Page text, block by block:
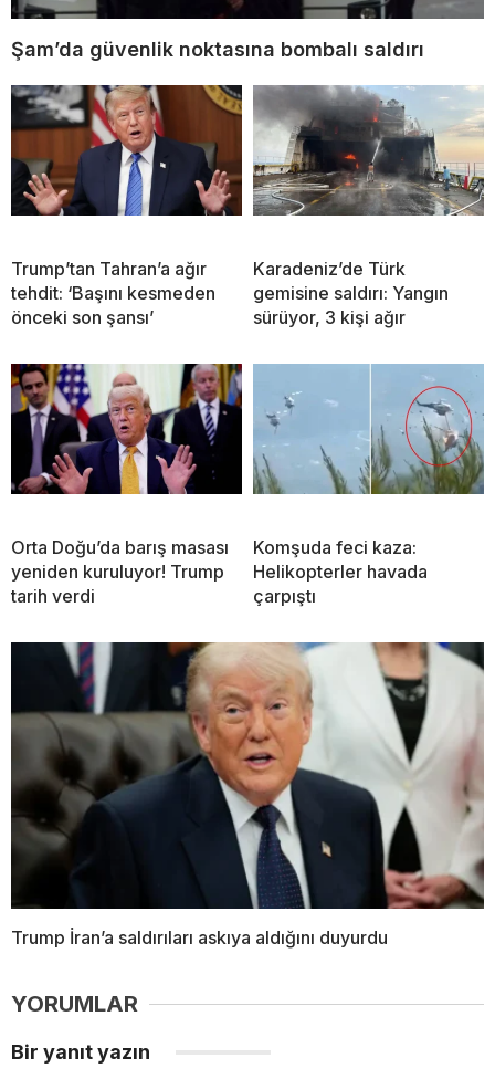
Şam’da güvenlik noktasına bombalı saldırı
Trump’tan Tahran’a ağır
tehdit: ‘Başını kesmeden
önceki son şansı’
Karadeniz’de Türk
gemisine saldırı: Yangın
sürüyor, 3 kişi ağır
Orta Doğu’da barış masası
yeniden kuruluyor! Trump
tarih verdi
Komşuda feci kaza:
Helikopterler havada
çarpıştı
Trump İran’a saldırıları askıya aldığını duyurdu
YORUMLAR
Bir yanıt yazın